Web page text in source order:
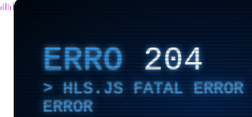
ERRO204
HLS.JS FATAL ERROR
ERROR